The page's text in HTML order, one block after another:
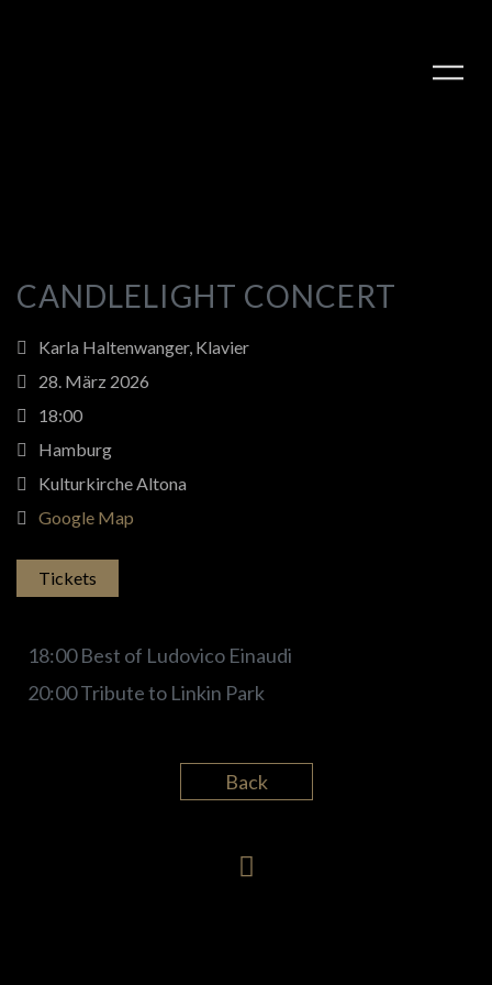
CANDLELIGHT CONCERT
Karla Haltenwanger, Klavier
28. März 2026
18:00
Hamburg
Kulturkirche Altona
Google Map
Tickets
18:00 Best of Ludovico Einaudi
20:00 Tribute to Linkin Park
Back